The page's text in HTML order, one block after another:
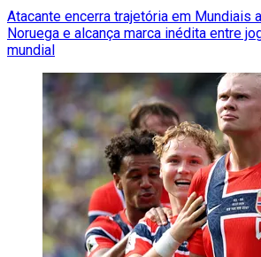
Atacante encerra trajetória em Mundiais
Noruega e alcança marca inédita entre
mundial